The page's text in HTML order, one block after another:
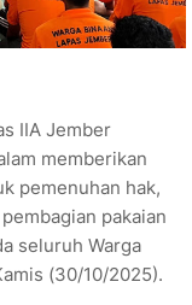
IIA Jember
memberikan
pemenuhan hak,
pakaian
seluruh Warga
(30/10/2025).